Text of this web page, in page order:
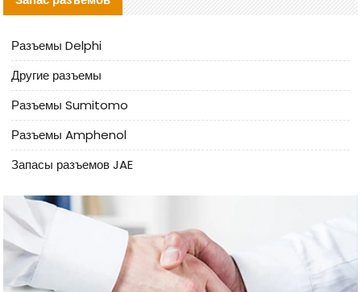
Разъемы Delphi
Другие разъемы
Разъемы Sumitomo
Разъемы Amphenol
Запасы разъемов JAE